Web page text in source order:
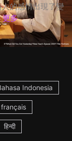
的感情出現了變
更多
Indonesia
français
हिन्दी